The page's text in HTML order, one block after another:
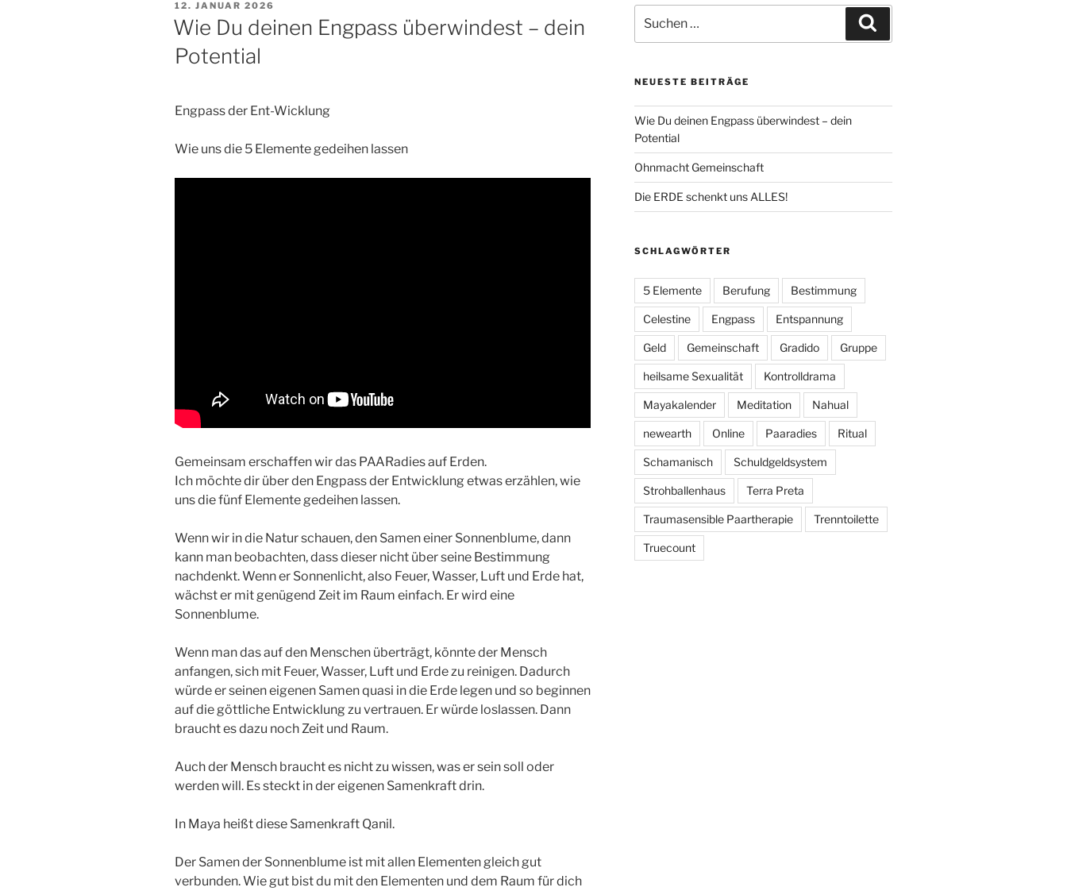
VERÖFFENTLICHT
AM
12. JANUAR 2026
Wie Du deinen Engpass überwindest – dein
Potential
Engpass der Ent-Wicklung
Wie uns die 5 Elemente gedeihen lassen
Gemeinsam erschaffen wir das PAARadies auf Erden.
Ich möchte dir über den Engpass der Entwicklung etwas erzählen, wie
uns die fünf Elemente gedeihen lassen.
Wenn wir in die Natur schauen, den Samen einer Sonnenblume, dann
kann man beobachten, dass dieser nicht über seine Bestimmung
nachdenkt. Wenn er Sonnenlicht, also Feuer, Wasser, Luft und Erde hat,
wächst er mit genügend Zeit im Raum einfach. Er wird eine
Sonnenblume.
Wenn man das auf den Menschen überträgt, könnte der Mensch
anfangen, sich mit Feuer, Wasser, Luft und Erde zu reinigen. Dadurch
würde er seinen eigenen Samen quasi in die Erde legen und so beginnen
auf die göttliche Entwicklung zu vertrauen. Er würde loslassen. Dann
braucht es dazu noch Zeit und Raum.
Auch der Mensch braucht es nicht zu wissen, was er sein soll oder
werden will. Es steckt in der eigenen Samenkraft drin.
In Maya heißt diese Samenkraft Qanil.
Der Samen der Sonnenblume ist mit allen Elementen gleich gut
verbunden. Wie gut bist du mit den Elementen und dem Raum für dich
nach:
NEUESTE BEITRÄGE
Wie Du deinen Engpass überwindest – dein
Potential
Ohnmacht Gemeinschaft
Die ERDE schenkt uns ALLES!
SCHLAGWÖRTER
5 Elemente Berufung Bestimmung
Celestine Engpass Entspannung
Geld Gemeinschaft Gradido Gruppe
heilsame Sexualität Kontrolldrama
Mayakalender Meditation Nahual
newearth Online Paaradies Ritual
Schamanisch Schuldgeldsystem
Strohballenhaus Terra Preta
Traumasensible Paartherapie Trenntoilette
Truecount